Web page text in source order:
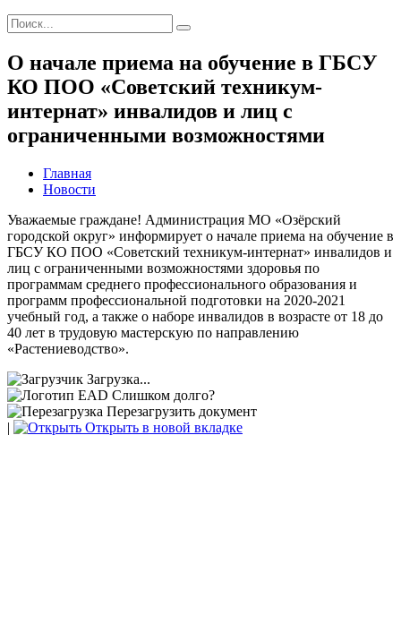
О начале приема на обучение в ГБСУ
КО ПОО «Советский техникум-
интернат» инвалидов и лиц с
ограниченными возможностями
Главная
Новости
Уважаемые граждане! Администрация МО «Озёрский
городской округ» информирует о начале приема на обучение в
ГБСУ КО ПОО «Советский техникум-интернат» инвалидов и
лиц с ограниченными возможностями здоровья по
программам среднего профессионального образования и
программ профессиональной подготовки на 2020-2021
учебный год, а также о наборе инвалидов в возрасте от 18 до
40 лет в трудовую мастерскую по направлению
«Растениеводство».
Загрузка...
Слишком долго?
Перезагрузить документ
|
Открыть в новой вкладке